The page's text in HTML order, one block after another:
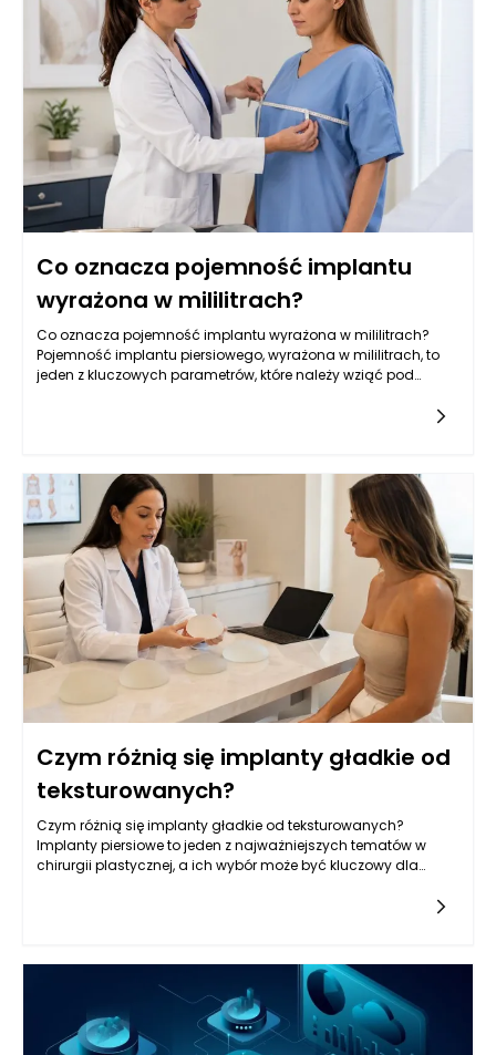
Co oznacza pojemność implantu
wyrażona w mililitrach?
Co oznacza pojemność implantu wyrażona w mililitrach?
Pojemność implantu piersiowego, wyrażona w mililitrach, to
jeden z kluczowych parametrów, które należy wziąć pod
Czym różnią się implanty gładkie od
teksturowanych?
Czym różnią się implanty gładkie od teksturowanych?
Implanty piersiowe to jeden z najważniejszych tematów w
chirurgii plastycznej, a ich wybór może być kluczowy dla